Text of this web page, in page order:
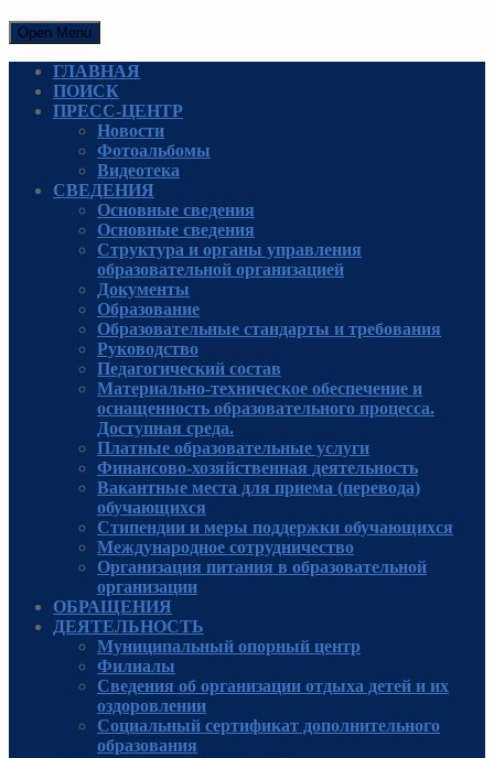
Open Menu
ГЛАВНАЯ
ПОИСК
ПРЕСС-ЦЕНТР
Новости
Фотоальбомы
Видеотека
СВЕДЕНИЯ
Основные сведения
Основные сведения
Структура и органы управления
образовательной организацией
Документы
Образование
Образовательные стандарты и требования
Руководcтво
Педагогический состав
Материально-техническое обеспечение и
оснащенность образовательного процесса.
Доступная среда.
Платные образовательные услуги
Финансово-хозяйственная деятельность
Вакантные места для приема (перевода)
обучающихся
Стипендии и меры поддержки обучающихся
Международное сотрудничество
Организация питания в образовательной
организации
ОБРАЩЕНИЯ
ДЕЯТЕЛЬНОСТЬ
Муниципальный опорный центр
Филиалы
Сведения об организации отдыха детей и их
оздоровлении
Социальный сертификат дополнительного
образования